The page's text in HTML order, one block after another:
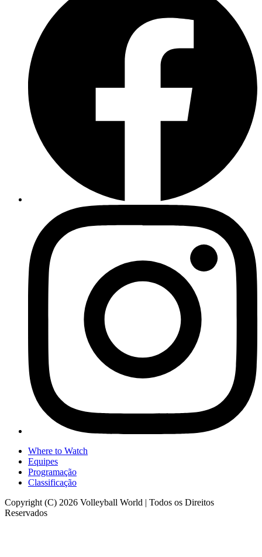
Where to Watch
Equipes
Programação
Classificação
Copyright (C) 2026 Volleyball World | Todos os Direitos
Reservados